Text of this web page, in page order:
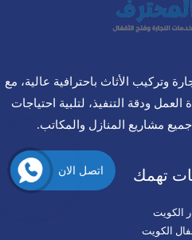
وتركيب الأثاث باحترافية عالية، مع
ودقة التنفيذ، لتلبية احتياجات
مشاريع المنازل والمكاتب.
تهمك
الكويت
الكويت
اتصل الان